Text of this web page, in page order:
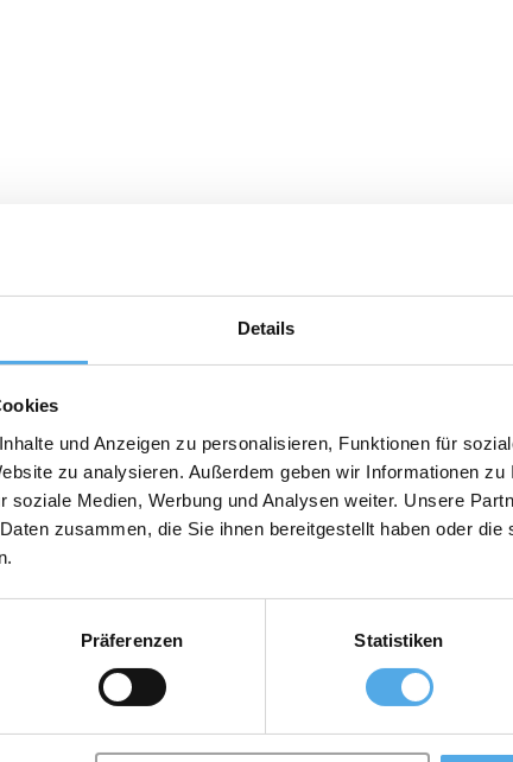
Details
und Anzeigen zu personalisieren, Funktionen für
zu analysieren. Außerdem geben wir Informationen zu
soziale Medien, Werbung und Analysen weiter. Unsere
zusammen, die Sie ihnen bereitgestellt haben oder
Präferenzen Statistiken
la movimentazione e logistica industriale.
ed efficiente, la ditta ASTIS di Cernobbio, sottopone alla
ASTIS opera dal 1979 nella provincia di Como, con una
mobili attrezzate per interventi sul posto, di strumentazioni e
zona industriale di recente costituzione, opera in un edificio di
assistervi nella ricerca delle soluzioni più idonee alle vostre
con competenza, professionalità; proponendovi la formula di
sui carrelli da noi venduti e sul parco macchine già in essere
di noleggio più frequente è quello del servizio completo con
le aziende nostre clienti si assicurano il servizio ad un
specificati siamo in grado di assicurare: - Parco carrelli elevatori
materiali(scaffalature portapallets, catilever, drive-in, soppalchi,